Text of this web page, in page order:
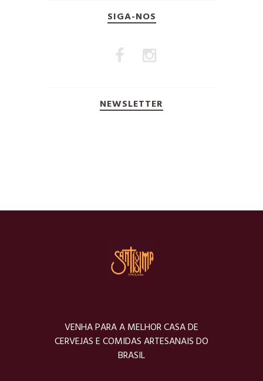
SIGA-NOS
NEWSLETTER
VENHA PARA A MELHOR CASA DE
CERVEJAS E COMIDAS ARTESANAIS DO
BRASIL